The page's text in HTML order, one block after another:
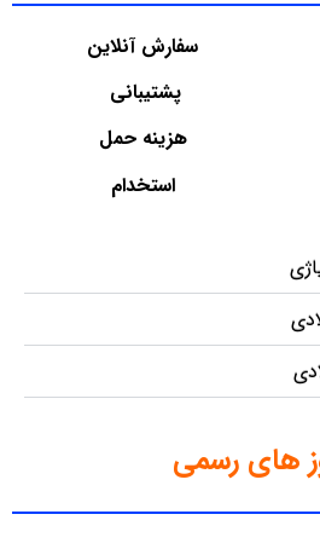
سفارش آنلاین
پشتیبانی
هزینه حمل
استخدام
های رسمی